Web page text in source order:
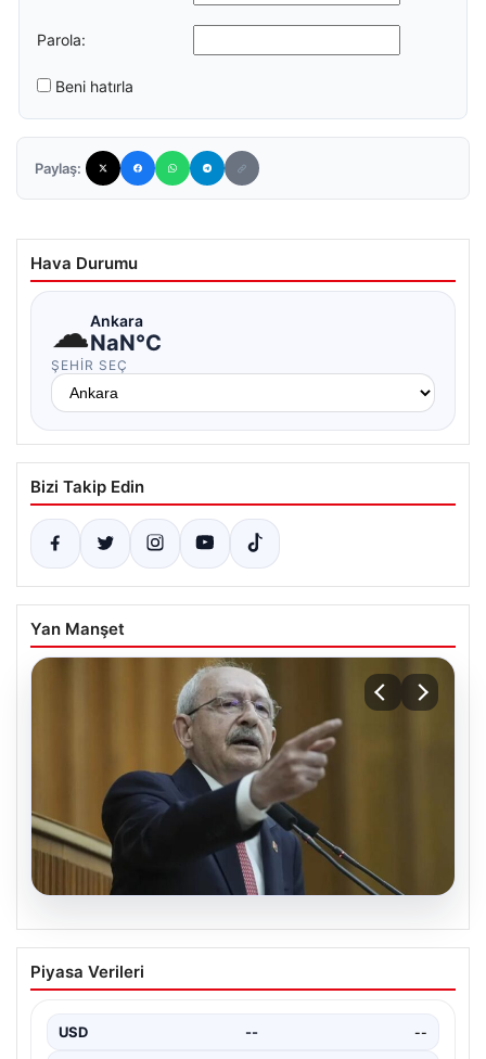
Parola:
Beni hatırla
Paylaş:
Hava Durumu
☁Ankara
NaN°C
ŞEHIR SEÇ
Bizi Takip Edin
Yan Manşet
05.08.2026
Kılıçdaroğlu: Hesap sormaktan ve
vermekten çekinmeyiz
başlangıcını ilan eden Cumhuriyet Halk Partisi (CHP)
Genel…
Piyasa Verileri
USD -- --